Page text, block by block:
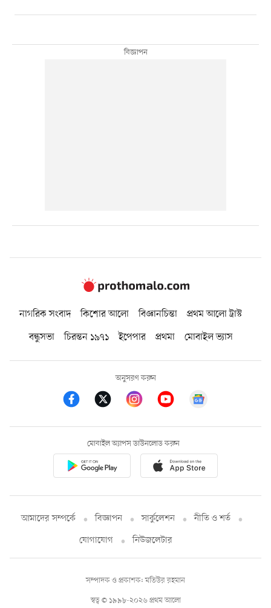
নাগরিক সংবাদ কিশোর আলো বিজ্ঞানচিন্তা
প্রথম আলো ট্রাস্ট
বন্ধুসভা
চিরন্তন ১৯৭১ ইপেপার প্রথমা মোবাইল ভ্যাস
অনুসরণ করুন
মোবাইল অ্যাপস ডাউনলোড করুন
আমাদের সম্পর্কে বিজ্ঞাপন সার্কুলেশন
নীতি ও শর্ত
যোগাযোগ
নিউজলেটার
স্বত্ব © ১৯৯৮-২০২৬ প্রথম আলো
সম্পাদক ও প্রকাশক: মতিউর রহমান